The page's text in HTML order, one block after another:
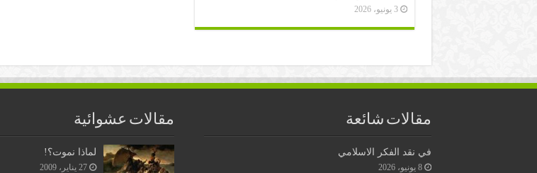
3 يونيو، 2026
مقالات شائعة
في نقد الفكر الاسلامي
8 يونيو، 2026
مقالات عشوائية
لماذا نموت؟!
27 يناير، 2009